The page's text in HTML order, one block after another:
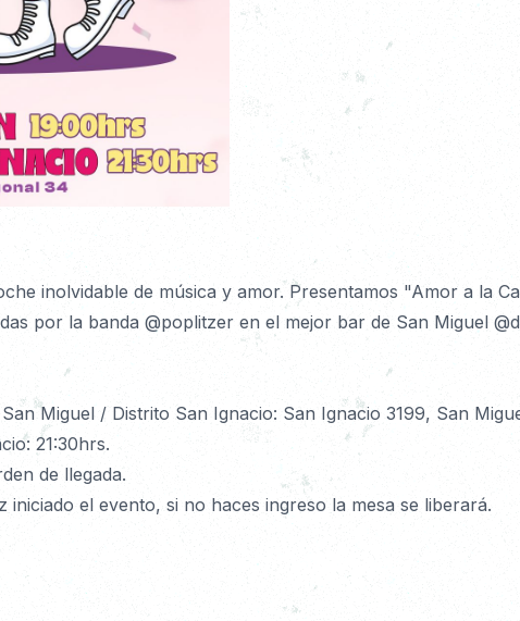
inolvidable de música y amor. Presentamos "Amor a la
por la banda @poplitzer en el mejor bar de San Miguel
Miguel / Distrito San Ignacio: San Ignacio 3199, San
21:30hrs.
de llegada.
el evento, si no haces ingreso la mesa se liberará.